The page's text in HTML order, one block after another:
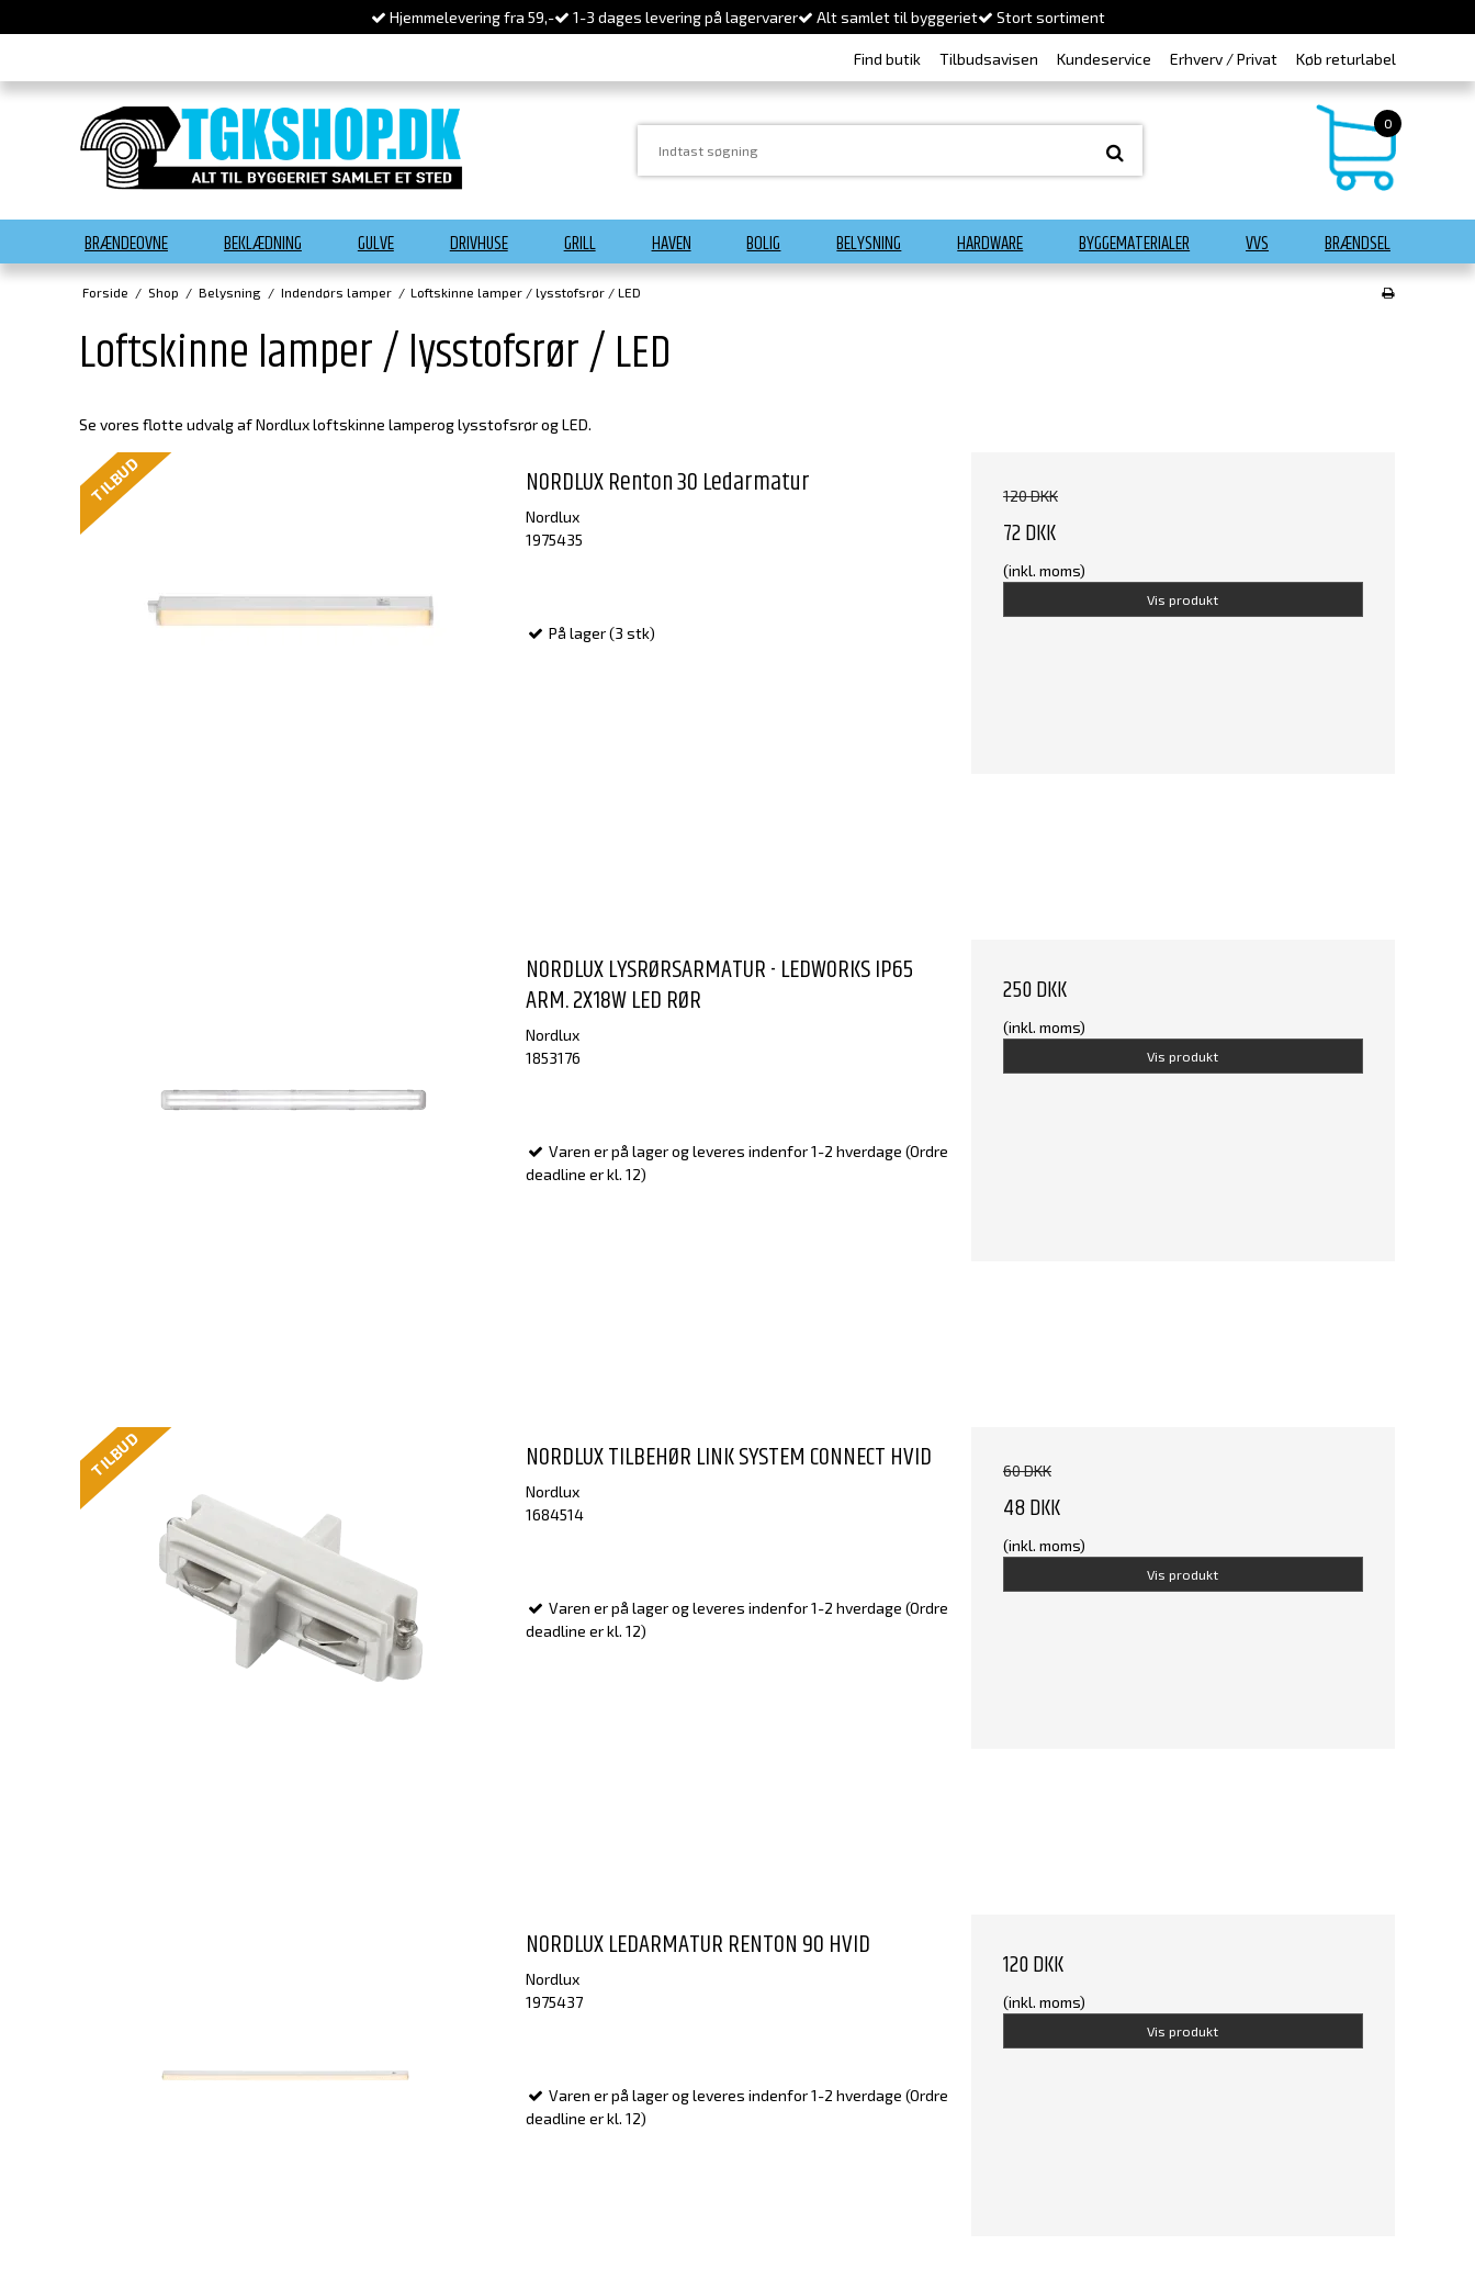
Hjemmelevering fra 59,- 1-3 dages levering på lagervarer Alt samlet til byggeriet Stort sortiment
Find butik Tilbudsavisen Kundeservice Erhverv / Privat Køb returlabel
0
BRÆNDEOVNE BEKLÆDNING GULVE DRIVHUSE GRILL HAVEN BOLIG BELYSNING HARDWARE BYGGEMATERIALER VVS BRÆNDSEL
Forside / Shop / Belysning / Indendørs lamper / Loftskinne lamper / lysstofsrør / LED
Loftskinne lamper / lysstofsrør / LED
Se vores flotte udvalg af Nordlux loftskinne lamperog lysstofsrør og LED.
TILBUD NORDLUX Renton 30 Ledarmatur
Nordlux
1975435
På lager (3 stk)
120 DKK
72 DKK
(inkl. moms)
Vis produkt
NORDLUX LYSRØRSARMATUR - LEDWORKS IP65
ARM. 2X18W LED RØR
Nordlux
1853176
Varen er på lager og leveres indenfor 1-2 hverdage (Ordre
deadline er kl. 12)
250 DKK
(inkl. moms)
Vis produkt
TILBUD NORDLUX TILBEHØR LINK SYSTEM CONNECT HVID
Nordlux
1684514
Varen er på lager og leveres indenfor 1-2 hverdage (Ordre
deadline er kl. 12)
60 DKK
48 DKK
(inkl. moms)
Vis produkt
NORDLUX LEDARMATUR RENTON 90 HVID
Nordlux
1975437
Varen er på lager og leveres indenfor 1-2 hverdage (Ordre
deadline er kl. 12)
120 DKK
(inkl. moms)
Vis produkt